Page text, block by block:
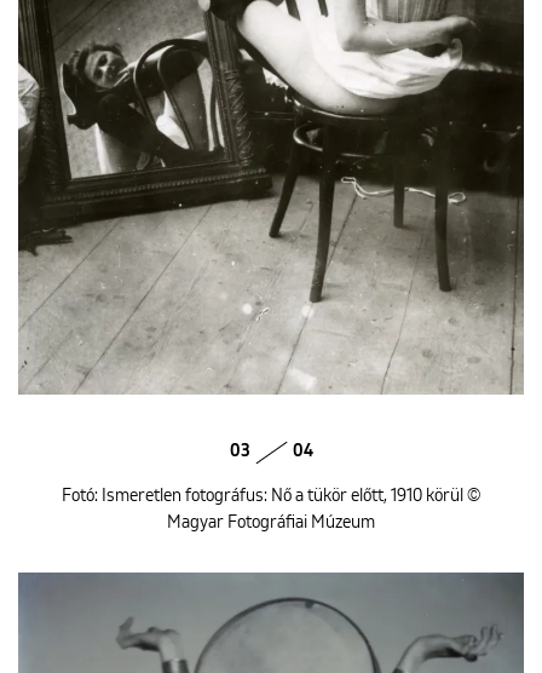
03 04
Fotó: Ismeretlen fotográfus: Nő a tükör előtt, 1910 körül ©
Magyar Fotográfiai Múzeum